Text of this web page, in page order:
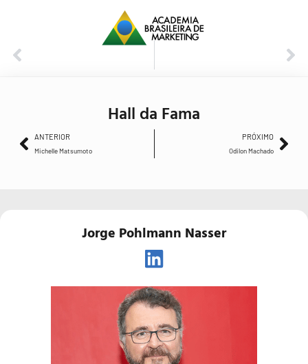
Hall da Fama
ANTERIOR
Michelle Matsumoto
PRÓXIMO
Odilon Machado
Jorge Pohlmann Nasser